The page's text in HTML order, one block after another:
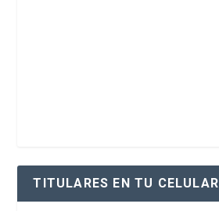
TITULARES EN TU CELULAR